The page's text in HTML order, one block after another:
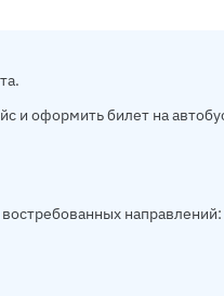
и оформить билет на
направлений: